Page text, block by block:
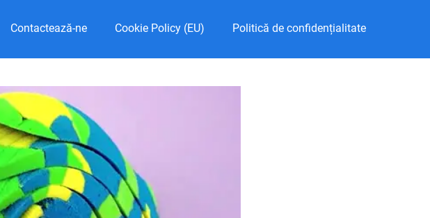
Contactează-ne Cookie Policy (EU) Politică de confidențialitate